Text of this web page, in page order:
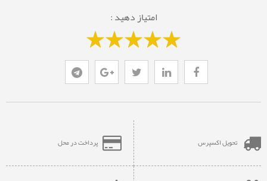
امتیاز دهید :
تحویل اکسپرس پرداخت در محل